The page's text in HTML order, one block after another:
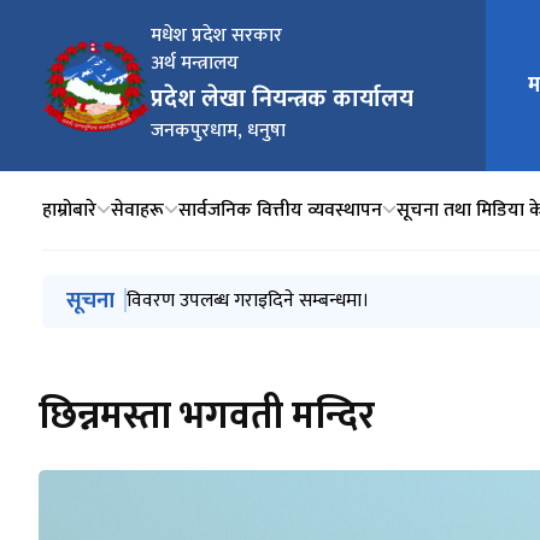
मधेश प्रदेश सरकार
अर्थ मन्त्रालय
प्रदेश लेखा नियन्त्रक कार्यालय
जनकपुरधाम, धनुषा
मुख्य
हाम्रोबारे सेवाहरू सार्वजनिक वित्तीय व्यवस्थापन सूचना तथा मिडिया
मुख्य नेभिगेसनमा जानुहोस्
सूचना चालु आ व २०८२।८३ को आर्थिक कारोबारको खाताबन्दी तथा
विवरण उपलब्ध गराइदिने सम्बन्धमा।
सार्वजनिक खरिद ऐन, २०६३
आ व २०८२।८३ को दोस्रो त्रैमासिक सम्मको सूचनाको हक
छिन्नमस्ता भगवती मन्दिर